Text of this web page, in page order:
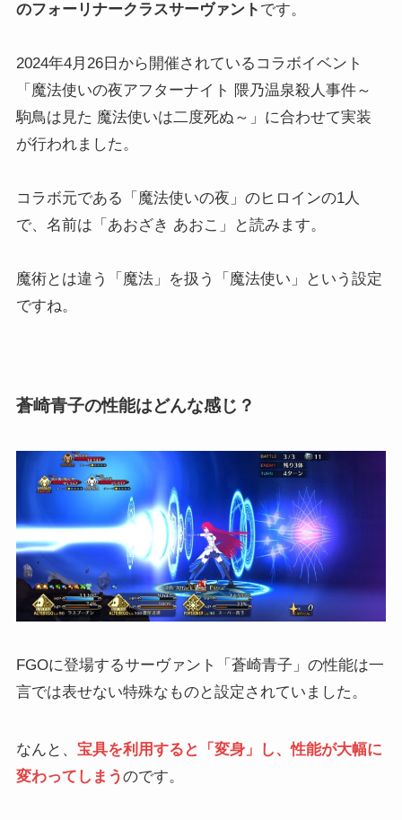
のフォーリナークラスサーヴァント です。
2024年4月26日から開催されているコラボイベント
「魔法使いの夜アフターナイト 隈乃温泉殺人事件～
駒鳥は見た 魔法使いは二度死ぬ～」に合わせて実装
が行われました。
コラボ元である「魔法使いの夜」のヒロインの1人
で、名前は「あおざき あおこ」と読みます。
魔術とは違う「魔法」を扱う「魔法使い」という設定
ですね。
蒼崎青子の性能はどんな感じ？
FGOに登場するサーヴァント「蒼崎青子」の性能は一
言では表せない特殊なものと設定されていました。
なんと、 宝具を利用すると「変身」し、性能が大幅に
変わってしまうのです。